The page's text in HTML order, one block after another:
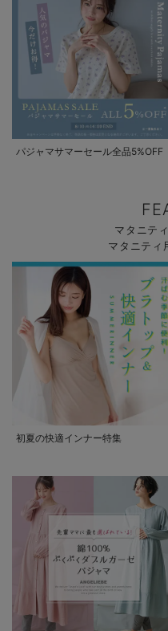
パジャマサマーセール全品5%OFF
マタニテ
マタニティ
初夏の快適インナー特集